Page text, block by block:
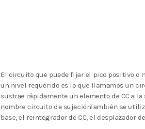
El circuito que puede fijar el pico positivo o
un nivel requerido es lo que llamamos un
sustrae rápidamente un elemento de CC a la
nombre circuito de sujeciónTambién se
base, el reintegrador de CC, el desplazador